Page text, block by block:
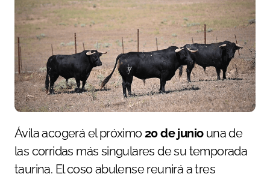
Ávila acogerá el próximo20 de juniouna de
las corridas más singulares de su temporada
taurina. El coso abulense reunirá a tres